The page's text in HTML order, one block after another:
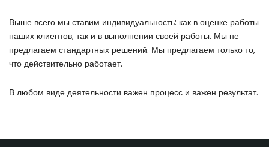
Выше всего мы ставим индивидуальность: как в оценке работы
наших клиентов, так и в выполнении своей работы. Мы не
предлагаем стандартных решений. Мы предлагаем только то,
что действительно работает.
В любом виде деятельности важен процесс и важен результат.